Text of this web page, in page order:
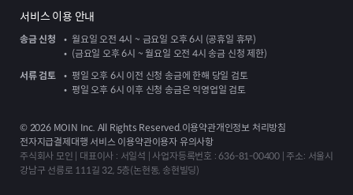
서비스 이용 안내
송금 신청
월요일 오전 4시 ~ 금요일 오후 6시 (공휴일 휴무)
(금요일 오후 6시 ~ 월요일 오전 4시 송금 신청 제한)
서류 검토
평일 오후 6시 이전 신청 송금에 한해 당일 검토
평일 오후 6시 이후 신청 송금은 익영업일 검토
© 2026MOIN Inc. All Rights Reserved.이용약관개인정보 처리방침
전자지급결제대행 서비스 이용약관이용자 유의사항
주식회사 모인 | 대표이사 : 서일석 | 사업자등록번호 : 636-81-00400 | 주소: 서울시
강남구 선릉로 111길 32, 5층(논현동, 송현빌딩)